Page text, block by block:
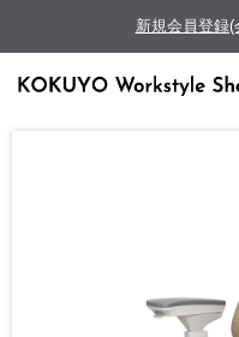
新規会員登録